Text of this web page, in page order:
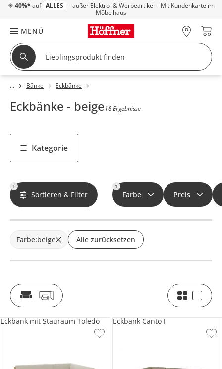
☀ 40%* auf ALLES – außer Elektro- & Werbeartikel – Mit Kundenkarte im
Möbelhaus
MENÜ
Bänke Eckbänke
Eckbänke - beige18 Ergebnisse
Kategorie
1
Sortieren & Filter
1
Farbe Preis
Farbe:beige Alle zurücksetzen
Eckbank mit Stauraum Toledo Eckbank Canto I